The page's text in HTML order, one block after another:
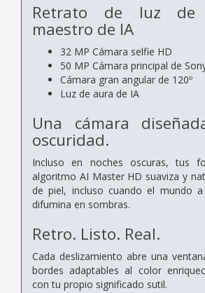
Retrato de luz
maestro de IA
32 MP Cámara selfie HD
50 MP Cámara principal de
Cámara gran angular de 120º
Luz de aura de IA
Una cámara
oscuridad.
Incluso en noches oscuras, tus
algoritmo AI Master HD suaviza y
de piel, incluso cuando el mundo
difumina en sombras.
Retro. Listo. Real.
Cada deslizamiento abre una
bordes adaptables al color
con tu propio significado sutil.